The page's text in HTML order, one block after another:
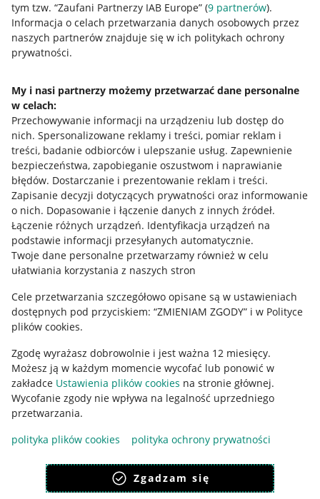
tym tzw. “Zaufani Partnerzy IAB Europe” (9 partnerów).
Informacja o celach przetwarzania danych osobowych przez
naszych partnerów znajduje się w ich politykach ochrony
prywatności.
My i nasi partnerzy możemy przetwarzać dane personalne
w celach:
Przechowywanie informacji na urządzeniu lub dostęp do
nich. Spersonalizowane reklamy i treści, pomiar reklam i
treści, badanie odbiorców i ulepszanie usług. Zapewnienie
bezpieczeństwa, zapobieganie oszustwom i naprawianie
błędów. Dostarczanie i prezentowanie reklam i treści.
Zapisanie decyzji dotyczących prywatności oraz informowanie
o nich. Dopasowanie i łączenie danych z innych źródeł.
Łączenie różnych urządzeń. Identyfikacja urządzeń na
podstawie informacji przesyłanych automatycznie.
Twoje dane personalne przetwarzamy również w celu
ułatwiania korzystania z naszych stron
Cele przetwarzania szczegółowo opisane są w ustawieniach
dostępnych pod przyciskiem: “ZMIENIAM ZGODY” i w Polityce
plików cookies.
Zgodę wyrażasz dobrowolnie i jest ważna 12 miesięcy.
Możesz ją w każdym momencie wycofać lub ponowić w
zakładce Ustawienia plików cookies na stronie głównej.
Wycofanie zgody nie wpływa na legalność uprzedniego
przetwarzania.
polityka plików cookies
polityka ochrony prywatności
Zgadzam się
Przydatne informacje
Jak to działa
Allegro Gadane dla sprzedających
Allegro Gadane dla kupujących
Mapa miejscowości
Informacje prawne
Regulamin
Polityka plików "cookies"
Ustawienia plików "cookies"
Udostępnianie lokalizacji
Informacje dla Aktu o Usługach Cyfrowych
Pobierz aplikację